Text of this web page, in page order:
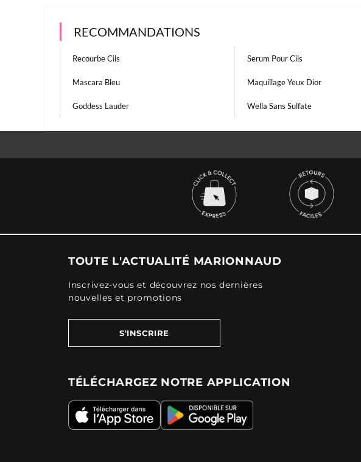
RECOMMANDATIONS
Recourbe Cils Serum Pour Cils
Mascara Bleu Maquillage Yeux Dior
Goddess Lauder Wella Sans Sulfate
TOUTE L'ACTUALITÉ MARIONNAUD
Inscrivez-vous et découvrez nos dernières
nouvelles et promotions
S'INSCRIRE
TÉLÉCHARGEZ NOTRE APPLICATION